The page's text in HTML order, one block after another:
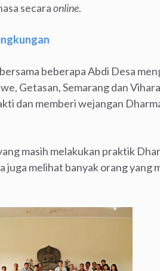
secaraonline.
beberapa Abdi Desa
Getasan, Semarang dan
dan memberi wejangan
masih melakukan praktik
juga melihat banyak orang yang